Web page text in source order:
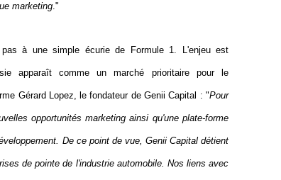
marketing."
à une simple écurie de Formule 1. L'enjeu est
apparaît comme un marché prioritaire pour le
Gérard Lopez, le fondateur de Genii Capital : "Pour
opportunités marketing ainsi qu'une plate-forme
De ce point de vue, Genii Capital détient
de pointe de l'industrie automobile. Nos liens avec